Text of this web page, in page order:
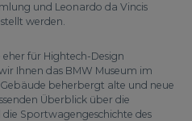
und Leonardo da Vincis
werden.
für Hightech-Design
Ihnen das BMW Museum im
beherbergt alte und neue
Überblick über die
Sportwagengeschichte des